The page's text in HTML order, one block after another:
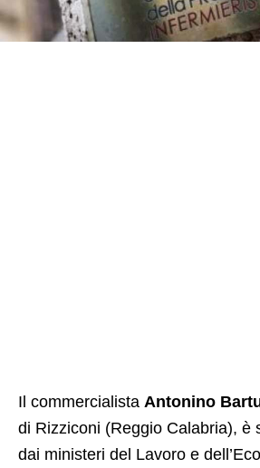
Il commercialista Antonino
di Rizziconi (Reggio Calabria), è
dai ministeri del Lavoro e